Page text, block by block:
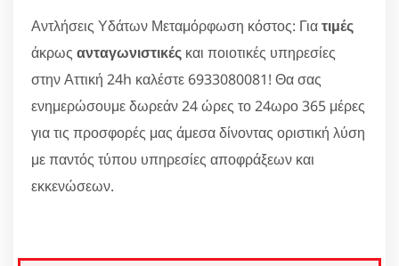
Αντλήσεις Υδάτων Μεταμόρφωση κόστος: Γιατιμές
άκρως ανταγωνιστικές και ποιοτικές υπηρεσίες
στην Αττική 24h καλέστε 6933080081! Θα σας
ενημερώσουμε δωρεάν 24 ώρες το 24ωρο 365 μέρες
για τις προσφορές μας άμεσα δίνοντας οριστική λύση
με παντός τύπου υπηρεσίες αποφράξεων και
εκκενώσεων.